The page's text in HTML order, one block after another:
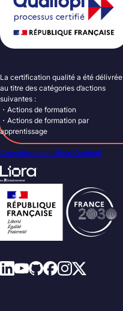
La certification qualité a été délivrée
au titre des catégories d’actions
suivantes :
・Actions de formation
・Actions de formation par
apprentissage
Consulter le certificat Qualiopi